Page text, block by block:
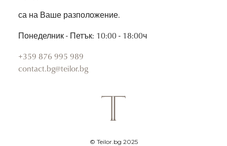
са на Ваше разположение.
Понеделник - Петък: 10:00 - 18:00ч
+359 876 995 989
contact.bg@teilor.bg
© Teilor.bg 2025